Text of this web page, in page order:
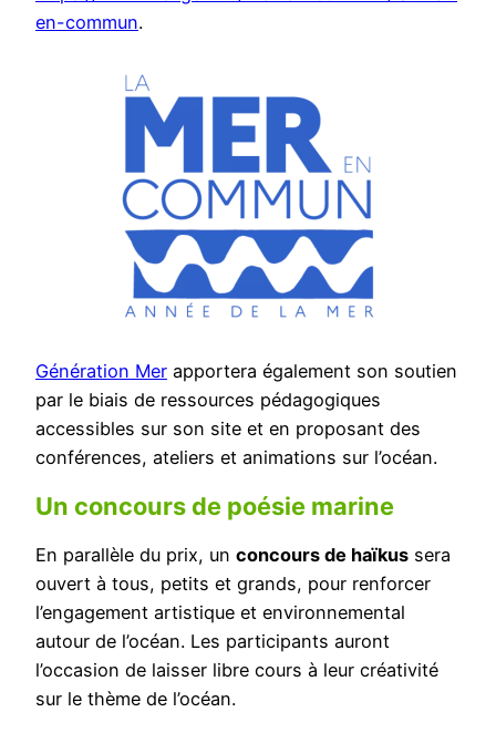
en-commun.
Génération Mer apportera également son soutien
par le biais de ressources pédagogiques
accessibles sur son site et en proposant des
conférences, ateliers et animations sur l’océan.
Un concours de poésie marine
En parallèle du prix, un concours de haïkus sera
ouvert à tous, petits et grands, pour renforcer
l’engagement artistique et environnemental
autour de l’océan. Les participants auront
l’occasion de laisser libre cours à leur créativité
sur le thème de l’océan.